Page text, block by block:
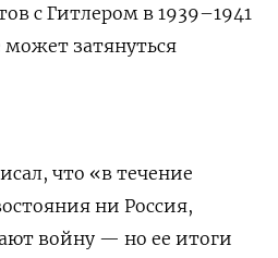
с Гитлером в 1939–1941
может затянуться
что «в течение
ни Россия,
войну — но ее итоги